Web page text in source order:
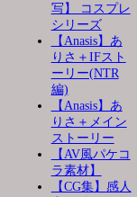
写】 コスプレ
シリーズ
【Anasis】あ
りさ＋IFスト
ーリー(NTR
編)
【Anasis】あ
りさ＋メイン
ストーリー
【AV風パケコ
ラ素材】
【CG集】感人